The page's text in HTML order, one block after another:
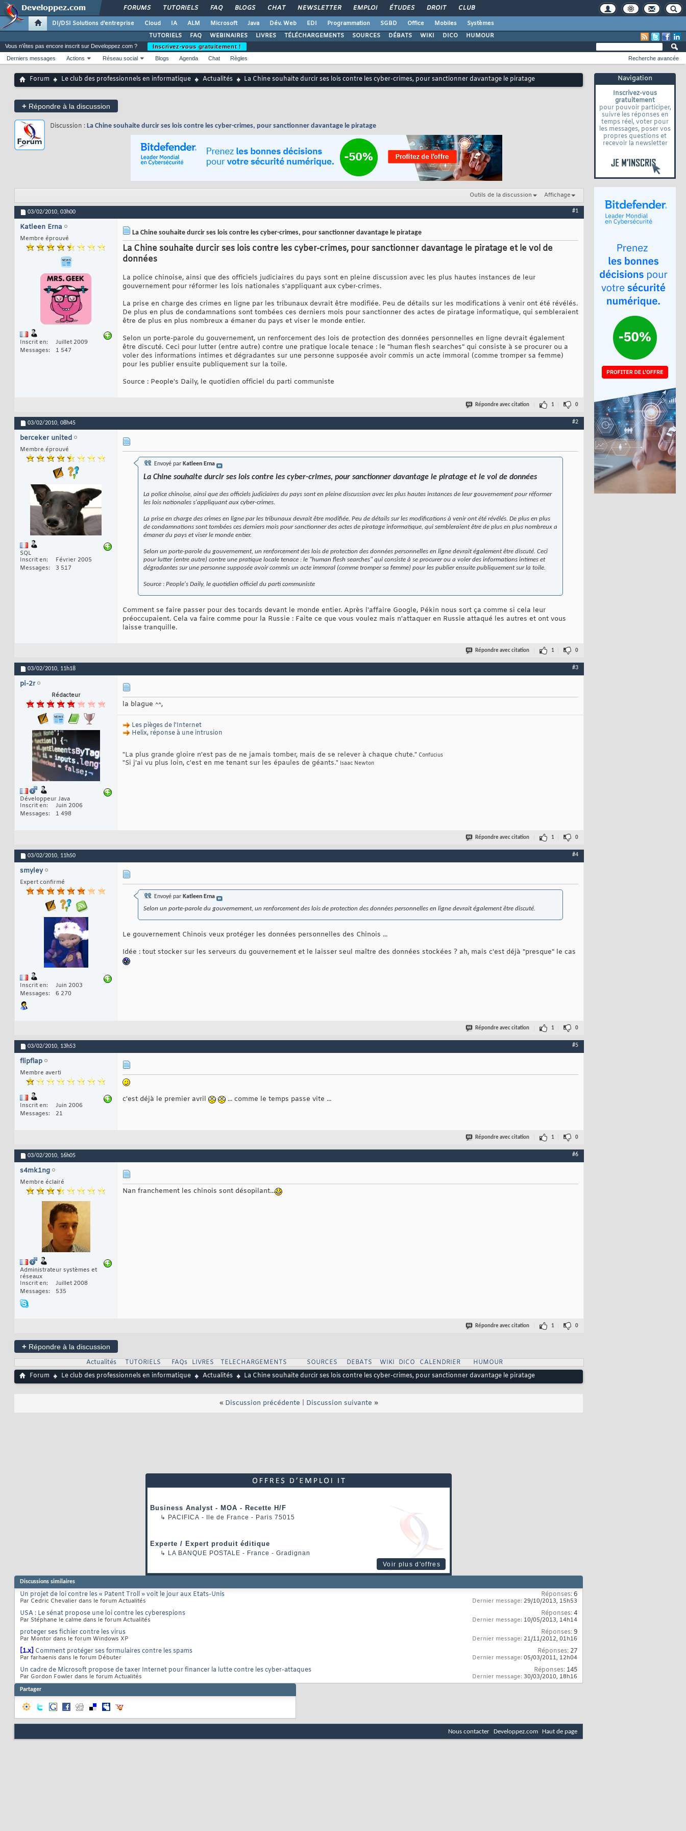
FORUMS TUTORIELS FAQ BLOGS CHAT NEWSLETTER EMPLOI ÉTUDES DROIT CLUB
DI/DSI Solutions d'entreprise Cloud IA ALM Microsoft Java Dév. Web EDI Programmation SGBD Office Mobiles
Systèmes
TUTORIELS
FAQ WEBINAIRES LIVRES TÉLÉCHARGEMENTS SOURCES DÉBATS WIKI DICO HUMOUR
Navigation
Inscrivez-vous
gratuitement
pour pouvoir participer,
suivre les réponses en
temps réel, voter pour
les messages, poser vos
propres questions et
recevoir la newsletter
Vous n'êtes pas encore inscrit sur Developpez.com ?
Inscrivez-vous gratuitement !
Derniers messages
Actions Réseau social Blogs Agenda Chat Règles Recherche avancée
Forum Le club des professionnels en informatique Actualités La Chine souhaite durcir ses lois contre les cyber-crimes, pour sanctionner davantage le piratage
+ Répondre à la discussion
Discussion : La Chine souhaite durcir ses lois contre les cyber-crimes, pour sanctionner davantage le piratage
Outils de la discussion Affichage
03/02/2010, 03h00 #1
Katleen Erna
Membre éprouvé
Inscrit en
Juillet 2009
Messages
1 547
La Chine souhaite durcir ses lois contre les cyber-crimes, pour sanctionner davantage le piratage
La Chine souhaite durcir ses lois contre les cyber-crimes, pour sanctionner davantage le piratage et le vol de
données
La police chinoise, ainsi que des officiels judiciaires du pays sont en pleine discussion avec les plus hautes instances de leur
gouvernement pour réformer les lois nationales s'appliquant aux cyber-crimes.
La prise en charge des crimes en ligne par les tribunaux devrait être modifiée. Peu de détails sur les modifications à venir ont été révélés.
De plus en plus de condamnations sont tombées ces derniers mois pour sanctionner des actes de piratage informatique, qui sembleraient
être de plus en plus nombreux a émaner du pays et viser le monde entier.
Selon un porte-parole du gouvernement, un renforcement des lois de protection des données personnelles en ligne devrait également
être discuté. Ceci pour lutter (entre autre) contre une pratique locale tenace : le "human flesh searches" qui consiste à se procurer ou a
voler des informations intimes et dégradantes sur une personne supposée avoir commis un acte immoral (comme tromper sa femme)
pour les publier ensuite publiquement sur la toile.
Source : People's Daily, le quotidien officiel du parti communiste
Répondre avec citation 1 0
03/02/2010, 08h45 #2
berceker united
Membre éprouvé
SQL
Inscrit en
Février 2005
Messages
3 517
Envoyé par Katleen Erna
La Chine souhaite durcir ses lois contre les cyber-crimes, pour sanctionner davantage le piratage et le vol de données
La police chinoise, ainsi que des officiels judiciaires du pays sont en pleine discussion avec les plus hautes instances de leur gouvernement pour réformer
les lois nationales s'appliquant aux cyber-crimes.
La prise en charge des crimes en ligne par les tribunaux devrait être modifiée. Peu de détails sur les modifications à venir ont été révélés. De plus en plus
de condamnations sont tombées ces derniers mois pour sanctionner des actes de piratage informatique, qui sembleraient être de plus en plus nombreux a
émaner du pays et viser le monde entier.
Selon un porte-parole du gouvernement, un renforcement des lois de protection des données personnelles en ligne devrait également être discuté. Ceci
pour lutter (entre autre) contre une pratique locale tenace : le "human flesh searches" qui consiste à se procurer ou a voler des informations intimes et
dégradantes sur une personne supposée avoir commis un acte immoral (comme tromper sa femme) pour les publier ensuite publiquement sur la toile.
Source : People's Daily, le quotidien officiel du parti communiste
Comment se faire passer pour des tocards devant le monde entier. Après l'affaire Google, Pékin nous sort ça comme si cela leur
préoccupaient. Cela va faire comme pour la Russie : Faite ce que vous voulez mais n'attaquer en Russie attaqué les autres et ont vous
laisse tranquille.
Répondre avec citation 1 0
03/02/2010, 11h18 #3
pi-2r
Rédacteur
Développeur Java
Inscrit en
Juin 2006
Messages
1 498
la blague ^^,
Les pièges de l'Internet
Helix, réponse à une intrusion
"La plus grande gloire n'est pas de ne jamais tomber, mais de se relever à chaque chute." Confucius
"Si j'ai vu plus loin, c'est en me tenant sur les épaules de géants." Isaac Newton
Répondre avec citation 1 0
03/02/2010, 11h50 #4
smyley
Expert confirmé
Inscrit en
Juin 2003
Messages
6 270
Envoyé par Katleen Erna
Selon un porte-parole du gouvernement, un renforcement des lois de protection des données personnelles en ligne devrait également être discuté.
Le gouvernement Chinois veux protéger les données personnelles des Chinois ...
Idée : tout stocker sur les serveurs du gouvernement et le laisser seul maître des données stockées ? ah, mais c'est déjà "presque" le cas
Répondre avec citation 1 0
03/02/2010, 13h53 #5
flipflap
Membre averti
Inscrit en
Juin 2006
Messages
21
c'est déjà le premier avril ... comme le temps passe vite ...
Répondre avec citation 1 0
03/02/2010, 16h05 #6
s4mk1ng
Membre éclairé
Administrateur systèmes et
réseaux
Inscrit en
Juillet 2008
Messages
535
Nan franchement les chinois sont désopilant...
Répondre avec citation 1 0
+ Répondre à la discussion
Actualités
TUTORIELS FAQs LIVRES TELECHARGEMENTS SOURCES DEBATS WIKI DICO CALENDRIER
HUMOUR
Forum
Le club des professionnels en informatique Actualités La Chine souhaite durcir ses lois contre les cyber-crimes, pour sanctionner davantage le piratage
« Discussion précédente Discussion suivante »
Business Analyst - MOA - Recette H/F
↳ PACIFICA - Ile de France - Paris 75015
Experte / Expert produit éditique
↳ LA BANQUE POSTALE - France - Gradignan
Voir plus d'offres
Discussions similaires
Un projet de loi contre les « Patent Troll » voit le jour aux Etats-Unis
Par Cedric Chevalier dans le forum Actualités
Réponses:6
Dernier message: 29/10/2013, 15h53
USA : Le sénat propose une loi contre les cyberespions
Par Stéphane le calme dans le forum Actualités
Réponses:4
Dernier message: 10/05/2013, 14h14
proteger ses fichier contre les virus
Par Montor dans le forum Windows XP
Réponses:9
Dernier message: 21/11/2012, 01h16
[1.x] Comment protéger ses formulaires contre les spams
Par farhaenis dans le forum Débuter
Réponses: 27
Dernier message: 05/03/2011, 12h04
Un cadre de Microsoft propose de taxer Internet pour financer la lutte contre les cyber-attaques
Par Gordon Fowler dans le forum Actualités
Réponses: 145
Dernier message: 30/03/2010, 18h16
Partager
Nous contacter Developpez.com Haut de page